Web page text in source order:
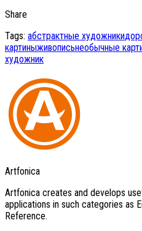
Share
Tags: абстрактные художники
картиныживописьнеобычные
художник
Artfonica
Artfonica creates and develops
applications in such categories as
Reference.